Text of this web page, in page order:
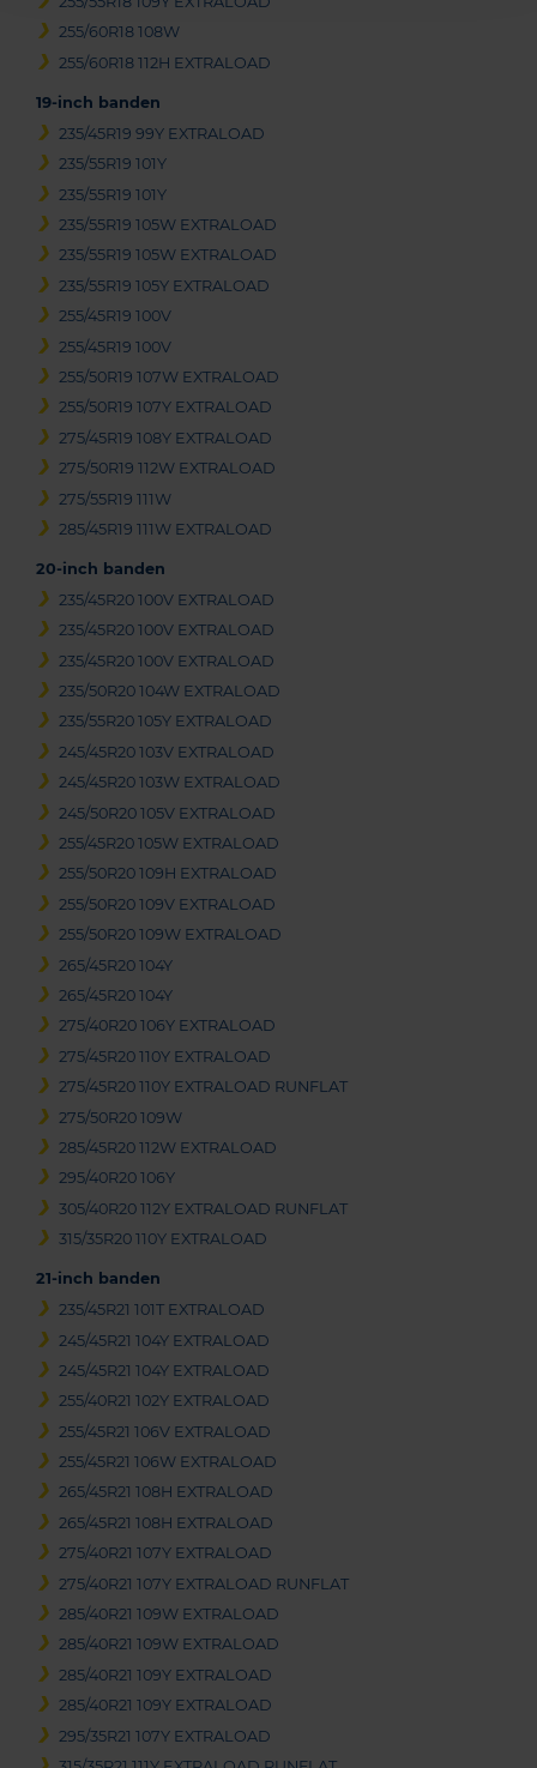
255/60R18 108W
255/60R18 112H EXTRALOAD
19-inch banden
235/45R19 99Y EXTRALOAD
235/55R19 101Y
235/55R19 101Y
235/55R19 105W EXTRALOAD
235/55R19 105W EXTRALOAD
235/55R19 105Y EXTRALOAD
255/45R19 100V
255/45R19 100V
255/50R19 107W EXTRALOAD
255/50R19 107Y EXTRALOAD
275/45R19 108Y EXTRALOAD
275/50R19 112W EXTRALOAD
275/55R19 111W
285/45R19 111W EXTRALOAD
20-inch banden
235/45R20 100V EXTRALOAD
235/45R20 100V EXTRALOAD
235/45R20 100V EXTRALOAD
235/50R20 104W EXTRALOAD
235/55R20 105Y EXTRALOAD
245/45R20 103V EXTRALOAD
245/45R20 103W EXTRALOAD
245/50R20 105V EXTRALOAD
255/45R20 105W EXTRALOAD
255/50R20 109H EXTRALOAD
255/50R20 109V EXTRALOAD
255/50R20 109W EXTRALOAD
265/45R20 104Y
265/45R20 104Y
275/40R20 106Y EXTRALOAD
275/45R20 110Y EXTRALOAD
275/45R20 110Y EXTRALOAD RUNFLAT
275/50R20 109W
285/45R20 112W EXTRALOAD
295/40R20 106Y
305/40R20 112Y EXTRALOAD RUNFLAT
315/35R20 110Y EXTRALOAD
21-inch banden
235/45R21 101T EXTRALOAD
245/45R21 104Y EXTRALOAD
245/45R21 104Y EXTRALOAD
255/40R21 102Y EXTRALOAD
255/45R21 106V EXTRALOAD
255/45R21 106W EXTRALOAD
265/45R21 108H EXTRALOAD
265/45R21 108H EXTRALOAD
275/40R21 107Y EXTRALOAD
275/40R21 107Y EXTRALOAD RUNFLAT
285/40R21 109W EXTRALOAD
285/40R21 109W EXTRALOAD
285/40R21 109Y EXTRALOAD
285/40R21 109Y EXTRALOAD
295/35R21 107Y EXTRALOAD